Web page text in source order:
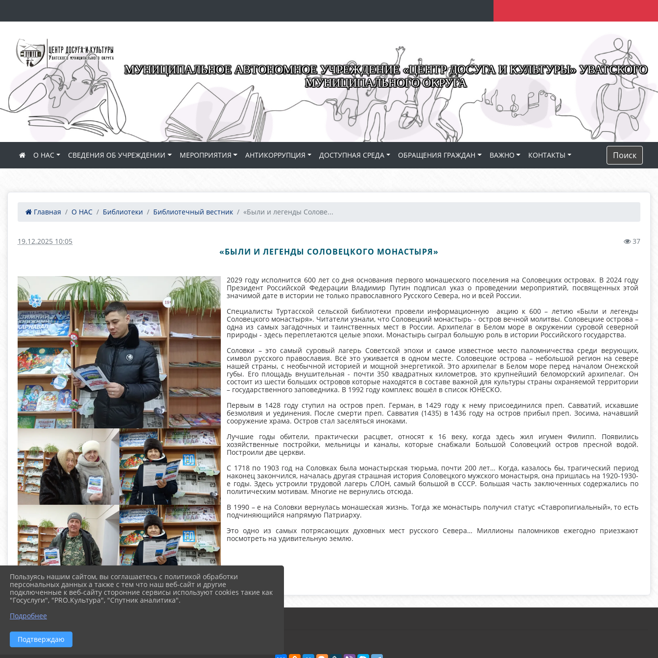
МУНИЦИПАЛЬНОЕ АВТОНОМНОЕ УЧРЕЖДЕНИЕ «ЦЕНТР ДОСУГА И КУЛЬТУРЫ» УВАТСКОГО
МУНИЦИПАЛЬНОГО ОКРУГА
О НАС СВЕДЕНИЯ ОБ УЧРЕЖДЕНИИ МЕРОПРИЯТИЯ АНТИКОРРУПЦИЯ ДОСТУПНАЯ СРЕДА ОБРАЩЕНИЯ ГРАЖДАН ВАЖНО КОНТАКТЫ Поиск
Главная О НАС Библиотеки Библиотечный вестник «Были и легенды Солове...
19.12.2025 10:05 37
«БЫЛИ И ЛЕГЕНДЫ СОЛОВЕЦКОГО МОНАСТЫРЯ»
2029 году исполнится 600 лет со дня основания первого монашеского поселения на Соловецких островах. В 2024 году
Президент Российской Федерации Владимир Путин подписал указ о проведении мероприятий, посвященных этой
значимой дате в истории не только православного Русского Севера, но и всей России.
Специалисты Туртасской сельской библиотеки провели информационную акцию к 600 – летию «Были и легенды
Соловецкого монастыря». Читатели узнали, что Соловецкий монастырь - остров вечной молитвы. Соловецкие острова –
одна из самых загадочных и таинственных мест в России. Архипелаг в Белом море в окружении суровой северной
природы - здесь переплетаются целые эпохи. Монастырь сыграл большую роль в истории Российского государства.
Соловки – это самый суровый лагерь Советской эпохи и самое известное место паломничества среди верующих,
символ русского православия. Всё это уживается в одном месте. Соловецкие острова – небольшой регион на севере
нашей страны, с необычной историей и мощной энергетикой. Это архипелаг в Белом море перед началом Онежской
губы. Его площадь внушительная - почти 350 квадратных километров, это крупнейший беломорский архипелаг. Он
состоит из шести больших островов которые находятся в составе важной для культуры страны охраняемой территории
– государственного заповедника. В 1992 году комплекс вошёл в список ЮНЕСКО.
Первым в 1428 году ступил на остров преп. Герман, в 1429 году к нему присоединился преп. Савватий, искавшие
безмолвия и уединения. После смерти преп. Савватия (1435) в 1436 году на остров прибыл преп. Зосима, начавший
сооружение храма. Остров стал заселяться иноками.
Лучшие годы обители, практически расцвет, относят к 16 веку, когда здесь жил игумен Филипп. Появились
хозяйственные постройки, мельницы и каналы, которые снабжали Большой Соловецкий остров пресной водой.
Построили две церкви.
С 1718 по 1903 год на Соловках была монастырская тюрьма, почти 200 лет… Когда, казалось бы, трагический период
наконец закончился, началась другая страшная история Соловецкого мужского монастыря, она пришлась на 1920-1930-
е годы. Здесь устроили трудовой лагерь СЛОН, самый большой в СССР. Большая часть заключенных содержались по
политическим мотивам. Многие не вернулись отсюда.
В 1990 – е на Соловки вернулась монашеская жизнь. Тогда же монастырь получил статус «Ставропигиальный», то есть
подчиняющийся напрямую Патриарху.
Это одно из самых потрясающих духовных мест русского Севера… Миллионы паломников ежегодно приезжают
посмотреть на удивительную землю.
Пользуясь нашим сайтом, вы соглашаетесь с политикой обработки
персональных данных а также с тем что наш веб-сайт и другие
подключенные к веб-сайту сторонние сервисы используют cookies такие как
"Госуслуги", "PRO.Культура", "Спутник аналитика".
Подробнее
Подтверждаю